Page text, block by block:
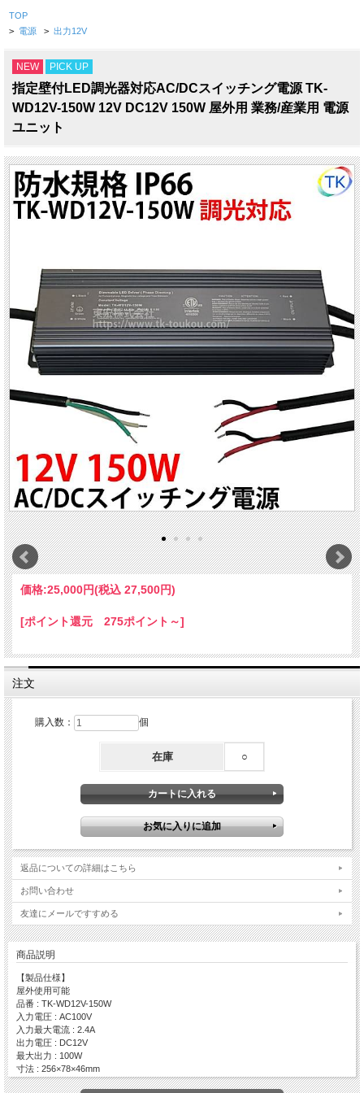
TOP
> 電源 > 出力12V
NEW PICK UP
指定壁付LED調光器対応AC/DCスイッチング電源 TK-
WD12V-150W 12V DC12V 150W 屋外用 業務/産業用 電源
ユニット
価格:25,000円(税込 27,500円)
[ポイント還元 275ポイント～]
注文
購入数： 個
在庫 ○
返品についての詳細はこちら
お問い合わせ
友達にメールですすめる
商品説明
【製品仕様】
屋外使用可能
品番 : TK-WD12V-150W
入力電圧 : AC100V
入力最大電流 : 2.4A
出力電圧 : DC12V
最大出力 : 100W
寸法 : 256×78×46mm
重量 : 1.5kg